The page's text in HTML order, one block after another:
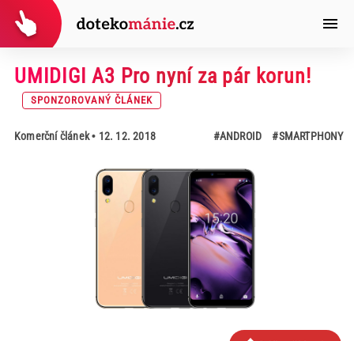
UMIDIGI A3 Pro nyní za pár korun!
SPONZOROVANÝ ČLÁNEK
Komerční článek• 12. 12. 2018 #ANDROID #SMARTPHONY